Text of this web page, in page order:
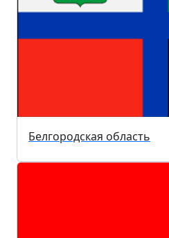
Белгородская область